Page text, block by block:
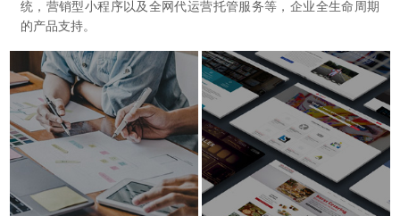
统，营销型小程序以及全网代运营托管服务等，企业全生命周期
的产品支持。